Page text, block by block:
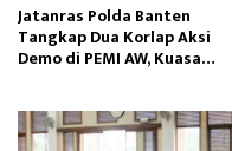
Jatanras Polda Banten
Tangkap Dua Korlap Aksi
Demo di PEMI AW, Kuasa